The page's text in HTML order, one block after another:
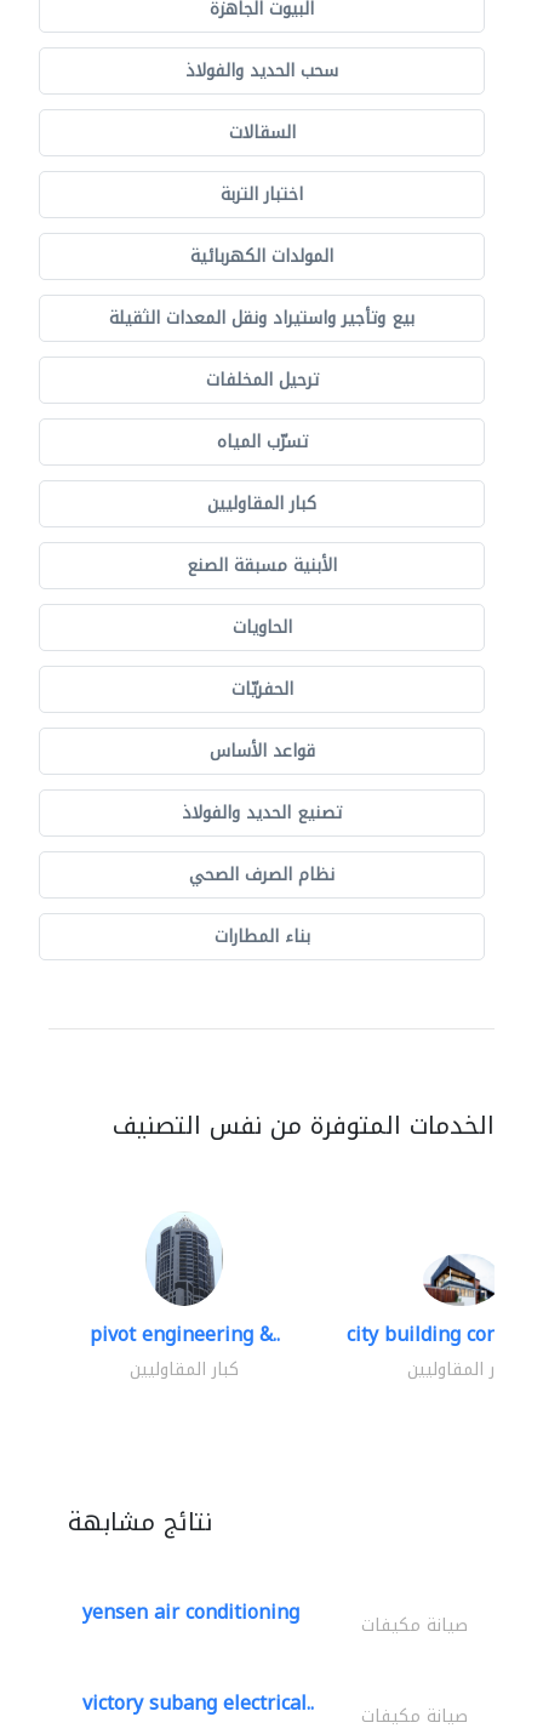
البيوت الجاهزة
سحب الحديد والفولاذ
السقالات
اختبار التربة
المولدات الكهربائية
بيع وتأجير واستيراد ونقل المعدات الثقيلة
ترحيل المخلفات
تسرّب المياه
كبار المقاوليين
الأبنية مسبقة الصنع
الحاويات
الحفريّات
قواعد الأساس
تصنيع الحديد والفولاذ
نظام الصرف الصحي
بناء المطارات
الخدمات المتوفرة من نفس التصنيف
pivot engineering &..
كبار المقاوليين
city building
كبار المقاوليين
نتائج مشابهة
yensen air conditioning صيانة مكيفات
victory subang electrical.. صيانة مكيفات